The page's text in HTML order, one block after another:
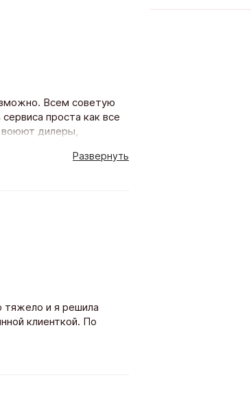
Всем советую
проста как все
воюют дилеры,
менеджер Артем, если
Развернуть
тяжело и я решила
клиенткой. По